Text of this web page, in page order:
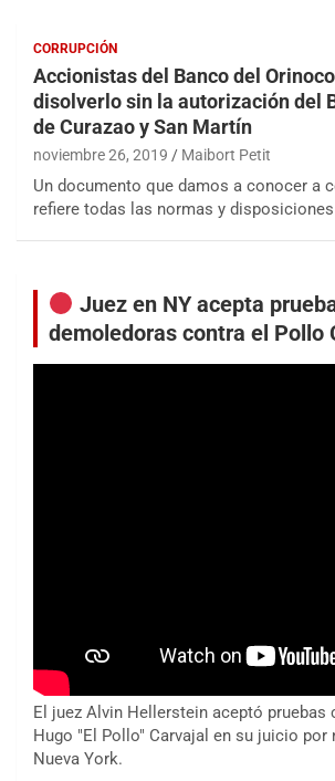
CORRUPCIÓN
Accionistas del Banco del
disolverlo sin la autorización del
de Curazao y San Martín
noviembre 26, 2019 Maibort Petit
Un documento que damos a conocer a
refiere todas las normas y
Juez en NY acepta
demoledoras contra el Pollo
El juez Alvin Hellerstein aceptó pruebas
Hugo "El Pollo" Carvajal en su juicio por
Nueva York.